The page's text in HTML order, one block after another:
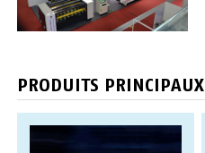
PRODUITS PRINCIPAUX